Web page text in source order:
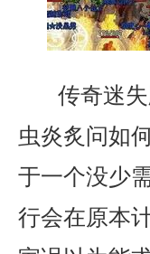
传奇迷
虫炎炙问如
于一个没少
行会在原本